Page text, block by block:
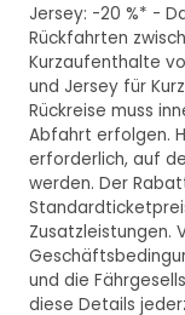
Jersey: -20 %* -
Rückfahrten
Kurzaufenthalte
und Jersey für
Rückreise muss
Abfahrt erfolgen.
erforderlich, auf
werden. Der
Zusatzleistungen.
und die
diese Details